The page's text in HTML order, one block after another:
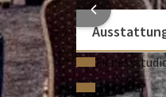
Hotelbar